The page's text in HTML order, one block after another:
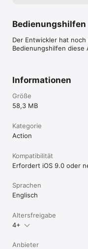
Bedienungshilfen
Der Entwickler hat
Bedienungshilfen
Informationen
Größe
58,3 MB
Kategorie
Action
Kompatibilität
Erfordert iOS 9.0 oder
Sprachen
Englisch
Altersfreigabe
4+
Anbieter